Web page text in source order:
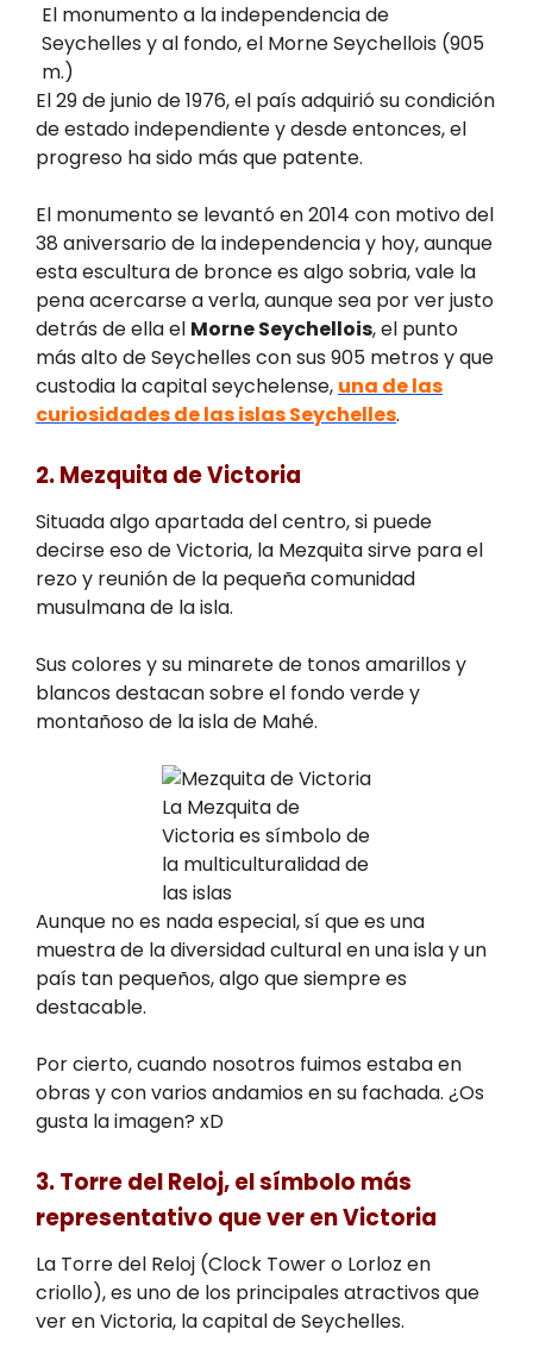
El monumento a la independencia de
Seychelles y al fondo, el Morne Seychellois (905
m.)
El 29 de junio de 1976, el país adquirió su condición
de estado independiente y desde entonces, el
progreso ha sido más que patente.
El monumento se levantó en 2014 con motivo del
38 aniversario de la independencia y hoy, aunque
esta escultura de bronce es algo sobria, vale la
pena acercarse a verla, aunque sea por ver justo
detrás de ella el Morne Seychellois, el punto
más alto de Seychelles con sus 905 metros y que
custodia la capital seychelense, una de las
curiosidades de las islas Seychelles.
2. Mezquita de Victoria
Situada algo apartada del centro, si puede
decirse eso de Victoria, la Mezquita sirve para el
rezo y reunión de la pequeña comunidad
musulmana de la isla.
Sus colores y su minarete de tonos amarillos y
blancos destacan sobre el fondo verde y
montañoso de la isla de Mahé.
La Mezquita de
Victoria es símbolo de
la multiculturalidad de
las islas
Aunque no es nada especial, sí que es una
muestra de la diversidad cultural en una isla y un
país tan pequeños, algo que siempre es
destacable.
Por cierto, cuando nosotros fuimos estaba en
obras y con varios andamios en su fachada. ¿Os
gusta la imagen? xD
3. Torre del Reloj, el símbolo más
representativo que ver en Victoria
La Torre del Reloj (Clock Tower o Lorloz en
criollo), es uno de los principales atractivos que
ver en Victoria, la capital de Seychelles.